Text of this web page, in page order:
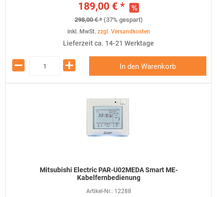
189,00 € *
298,00 € * (37% gespart)
inkl. MwSt. zzgl. Versandkosten
Lieferzeit ca. 14-21 Werktage
In den Warenkorb
Mitsubishi Electric PAR-U02MEDA Smart ME-
Kabelfernbedienung
Artikel-Nr.: 12288